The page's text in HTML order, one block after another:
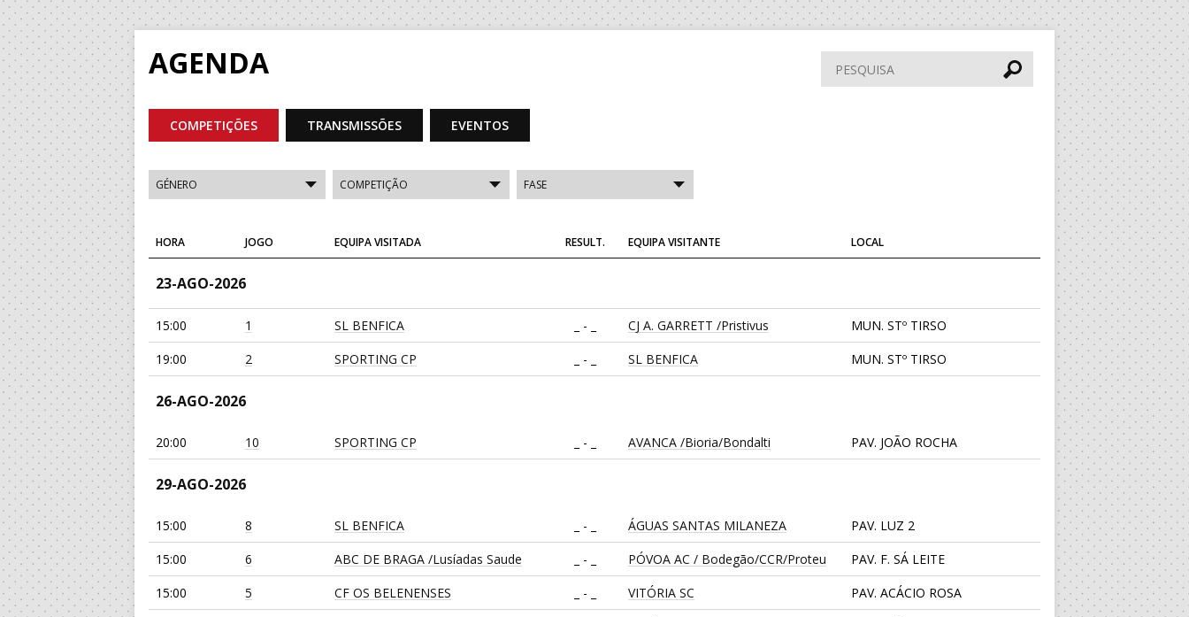
AGENDA Pesquisar
COMPETIÇÕES TRANSMISSÕES EVENTOS
HORA JOGO EQUIPA VISITADA RESULT. EQUIPA VISITANTE LOCAL
23-AGO-2026
15:00 1 SL BENFICA _ - _ CJ A. GARRETT /Pristivus
MUN. STº TIRSO
19:00
2 SPORTING CP _ - _ SL BENFICA MUN. STº TIRSO
26-AGO-2026
20:00 10 SPORTING CP _ - _ AVANCA /Bioria/Bondalti PAV. JOÃO ROCHA
29-AGO-2026
15:00 8 SL BENFICA _ - _ ÁGUAS SANTAS MILANEZA
PAV. LUZ 2
15:00
6 ABC DE BRAGA /Lusíadas Saude _ - _ PÓVOA AC / Bodegão/CCR/Proteu
PAV. F. SÁ LEITE
15:00
5 CF OS BELENENSES _ - _ VITÓRIA SC
PAV. ACÁCIO ROSA